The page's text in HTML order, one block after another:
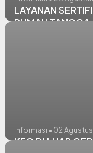
LAYANAN
RUMAH TANGGA
Informasi • 02
KEG DI LUAR